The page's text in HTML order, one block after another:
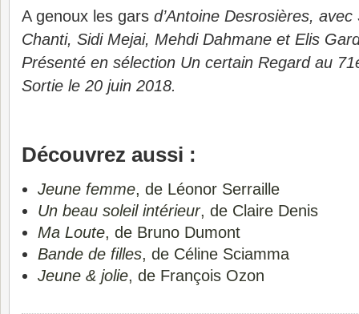
A genoux les gars d’Antoine Desrosières,
Chanti, Sidi Mejai, Mehdi Dahmane et Elis
Présenté en sélection Un certain Regard au
Sortie le 20 juin 2018.
Découvrez aussi :
Jeune femme, de Léonor Serraille
Un beau soleil intérieur, de Claire Denis
Ma Loute, de Bruno Dumont
Bande de filles, de Céline Sciamma
Jeune & jolie, de François Ozon